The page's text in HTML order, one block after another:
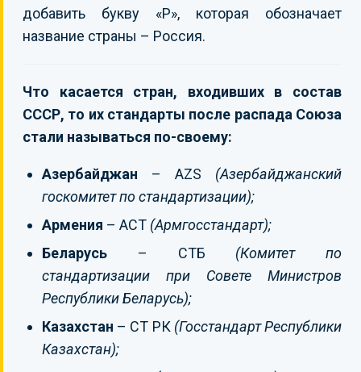
добавить букву «Р», которая обозначает
название страны – Россия.
Что касается стран, входивших в состав
СССР, то их стандарты после распада Союза
стали называться по-своему:
Азербайджан – AZS (Азербайджанский
госкомитет по стандартизации);
Армения – ACT (Армгосстандарт);
Беларусь – СТБ (Комитет по
стандартизации при Совете Министров
Республики Беларусь);
Казахстан – СТ РК (Госстандарт Республики
Казахстан);